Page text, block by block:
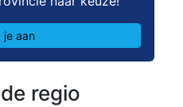
je aan
regio